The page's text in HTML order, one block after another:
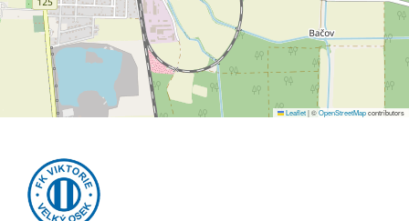
Leaflet|©OpenStreetMapcontributors